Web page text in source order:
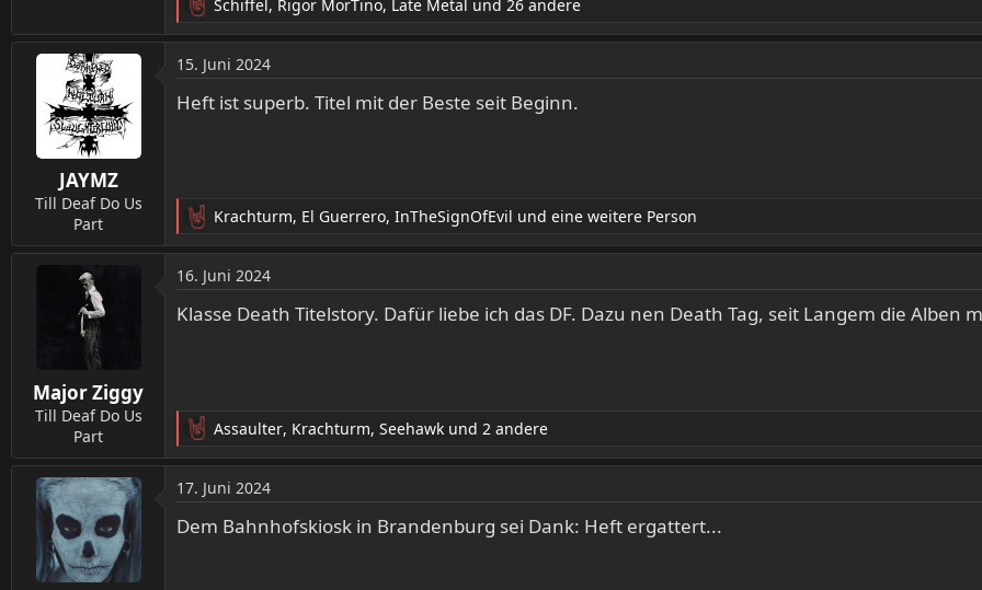
R
e
a
k
t
Schiffel, Rigor MorTino, Late Metal und 26 andere
JAYMZ
Till Deaf Do Us
Part
15. Juni 2024
Heft ist superb. Titel mit der Beste seit Beginn.
R
e
a
k
t
n
Krachturm, El Guerrero, InTheSignOfEvil und eine weitere Person
Major Ziggy
Till Deaf Do Us
Part
16. Juni 2024
Klasse Death Titelstory. Dafür liebe ich das DF. Dazu nen Death Tag, seit Langem die Alben
R
e
a
k
t
Assaulter, Krachturm, Seehawk und 2 andere
17. Juni 2024
Dem Bahnhofskiosk in Brandenburg sei Dank: Heft ergattert...